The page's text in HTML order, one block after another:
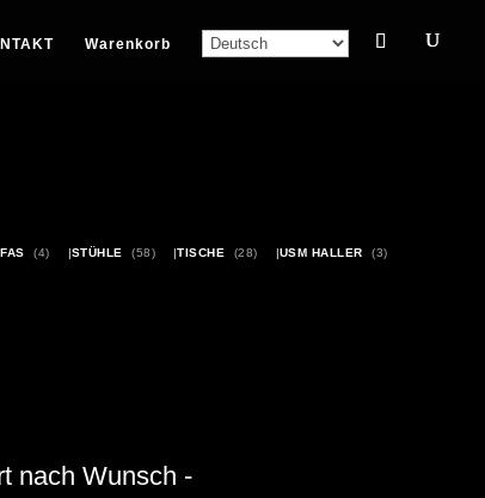
Warenkorb
(4) STÜHLE (58) TISCHE (28) USM HALLER (3)
nach Wunsch -